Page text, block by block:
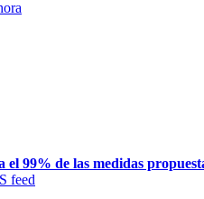
el 99% de las medidas